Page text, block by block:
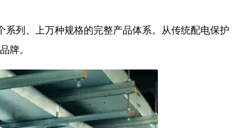
列、上万种规格的完整产品体系。从传统配电保护
牌。